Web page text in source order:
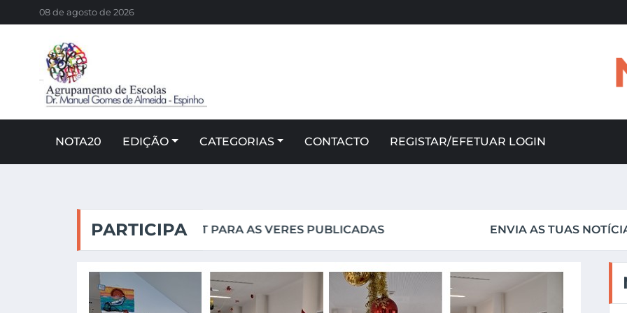
08 de agosto de 2026
NOTA20 EDIÇÃO CATEGORIAS CONTACTO REGISTAR/EFETUAR LOGIN
PARTICIPA
VERES PUBLICADAS ENVIA AS TUAS NOTÍCIAS PARA NOTA20@AEMGA.PT PARA AS